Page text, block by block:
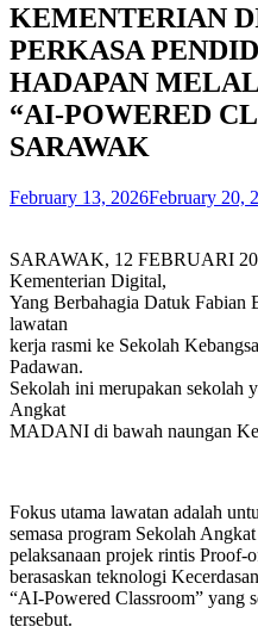
KEMENTERIAN
PERKASA
HADAPAN
“AI-POWERED
SARAWAK
February 13, 2026February 20,
SARAWAK, 12 FEBRUARI
Kementerian Digital,
Yang Berbahagia Datuk Fabian
lawatan
kerja rasmi ke Sekolah
Padawan.
Sekolah ini merupakan sekolah
Angkat
MADANI di bawah naungan
Fokus utama lawatan adalah
semasa program Sekolah
pelaksanaan projek rintis
berasaskan teknologi
“AI-Powered Classroom” yang
tersebut.